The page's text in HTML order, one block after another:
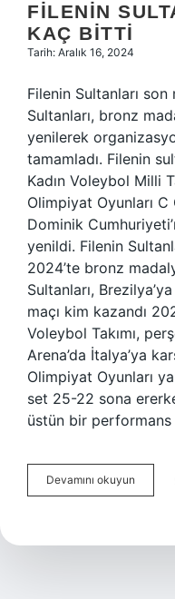
FILENIN
KAÇ BITTI
Tarih: Aralık 16, 2024
Filenin Sultanları
Sultanları, bronz
yenilerek
tamamladı. Filenin
Kadın Voleybol Milli
Olimpiyat Oyunları C
Dominik
yenildi. Filenin
2024’te bronz
Sultanları,
maçı kim kazandı
Voleybol Takımı,
Arena’da İtalya’ya
Olimpiyat Oyunları
set 25-22 sona
üstün bir
Devamını okuyun
Sultanları
Kaç